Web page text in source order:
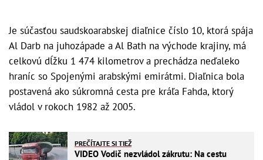
Je súčasťou saudskoarabskej diaľnice číslo 10, ktorá spája
Al Darb na juhozápade a Al Bath na východe krajiny, má
celkovú dĺžku 1 474 kilometrov a prechádza neďaleko
hraníc so Spojenými arabskými emirátmi. Diaľnica bola
postavená ako súkromná cesta pre kráľa Fahda, ktorý
vládol v rokoch 1982 až 2005.
PREČÍTAJTE SI TIEŽ
VIDEO Vodič nezvládol zákrutu: Na cestu